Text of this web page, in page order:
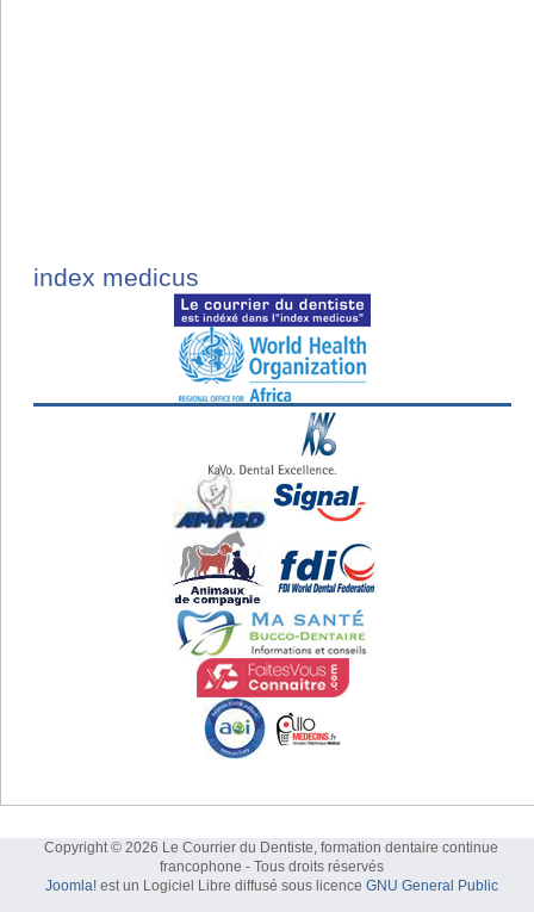
index medicus
Copyright © 2026 Le Courrier du Dentiste, formation dentaire continue
francophone - Tous droits réservés
Joomla!est un Logiciel Libre diffusé sous licence GNU General Public